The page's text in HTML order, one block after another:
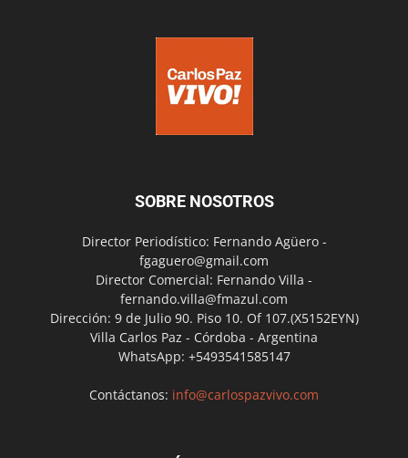
SOBRE NOSOTROS
Director Periodístico: Fernando Agüero -
fgaguero@gmail.com
Director Comercial: Fernando Villa -
fernando.villa@fmazul.com
Dirección: 9 de Julio 90. Piso 10. Of 107.(X5152EYN)
Villa Carlos Paz - Córdoba - Argentina
WhatsApp: +5493541585147
Contáctanos: info@carlospazvivo.com